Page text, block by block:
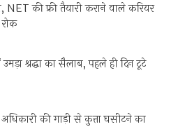
NET की फ्री तैयारी कराने वाले करियर
श्रद्धा का सैलाब, पहले ही दिन टूटे
की गाड़ी से कुत्ता घसीटने का